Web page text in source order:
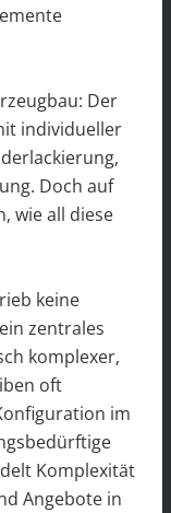
Der
individueller
Doch auf
wie all diese
keine
zentrales
komplexer,
oft
im
Komplexität
Angebote in